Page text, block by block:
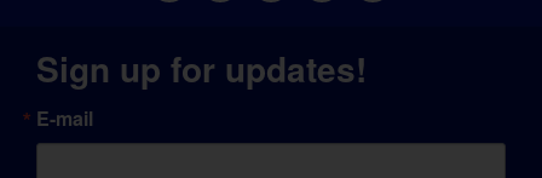
Sign up for updates!
E-mail